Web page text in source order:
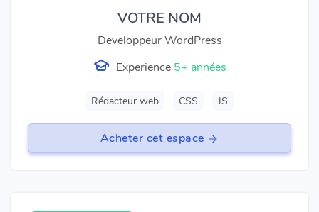
VOTRE NOM
Developpeur WordPress
Experience 5+ années
Rédacteur web CSS JS
Acheter cet espace